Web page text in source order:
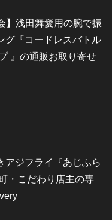
】浅田舞愛用の腕で振
グ『コードレスバトル
』の通販お取り寄せ
アジフライ『あじふら
・こだわり店主の専